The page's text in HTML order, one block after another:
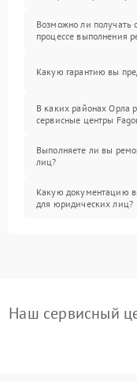
Возможно ли получать
процессе выполнения
Какую гарантию вы
В каких районах Орла
сервисные центры
Выполняете ли вы
лиц?
Какую документацию
для юридических лиц?
Наш сервисный